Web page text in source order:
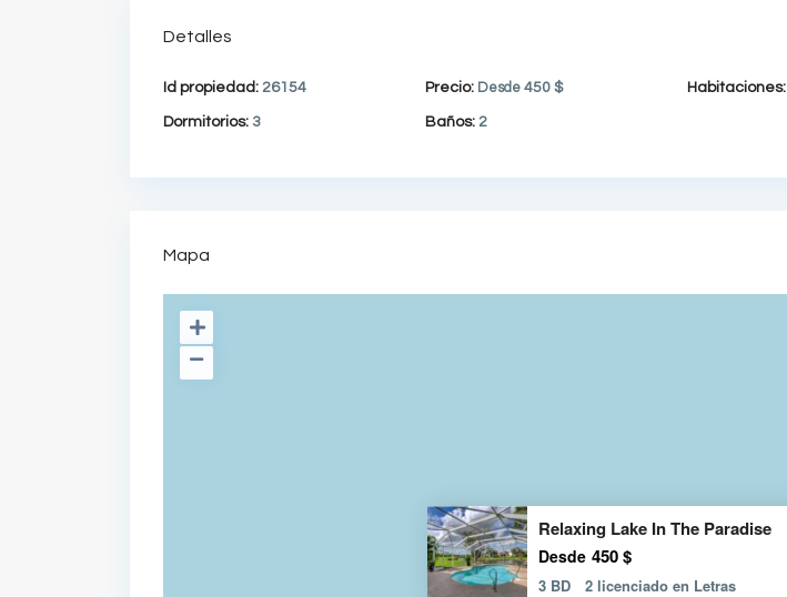
Detalles
Id propiedad: 26154 Precio: Desde 450 $ Habitaciones:
Dormitorios: 3 Baños: 2
Mapa
Relaxing Lake In The Paradise
Desde 450 $
3 BD 2 licenciado en Letras